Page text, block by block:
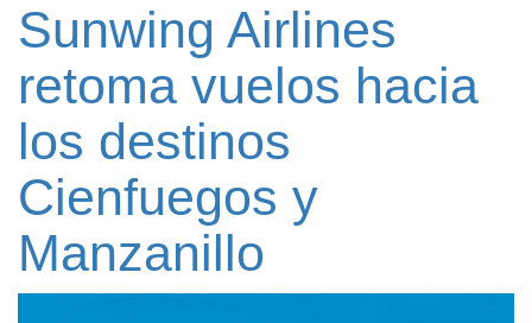
Sunwing Airlines
retoma vuelos hacia
los destinos
Cienfuegos y
Manzanillo